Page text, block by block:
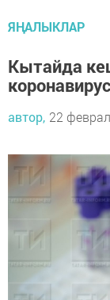
ЯҢАЛЫКЛАР
Кытайда
автор, 22